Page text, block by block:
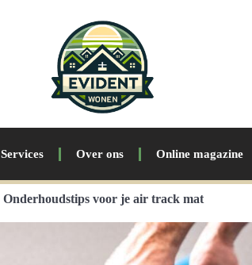
Services Over ons Online magazine
Onderhoudstips voor je air track mat